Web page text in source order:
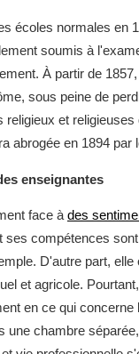
écoles normales en
soumis à
À partir de
sous peine de
religieux et
abrogée en 1894 par
enseignantes
face àdes
ses compétences
D'autre part,
et agricole.
en ce qui
une chambre